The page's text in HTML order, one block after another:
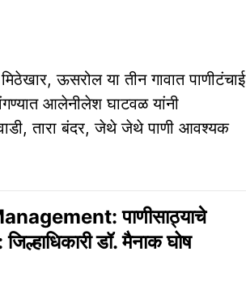
ऊसरोल या तीन गावात पाणीटंचाई
आलेनीलेश घाटवळ यांनी
तारा बंदर, जेथे जेथे पाणी आवश्यक
पाणीसाठ्याचे
डॉ. मैनाक घोष